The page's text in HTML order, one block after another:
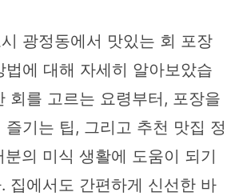
광정동에서 맛있는 회 포장
법에 대해 자세히 알아보았습
회를 고르는 요령부터, 포장을
즐기는 팁, 그리고 추천 맛집 정
분의 미식 생활에 도움이 되기
집에서도 간편하게 신선한 바